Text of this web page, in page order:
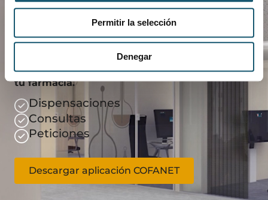
Permitir la selección
Denegar
Descarga COFANET
Gestiona de manera más eficaz el día a día de
tu farmacia.
Dispensaciones
Consultas
Peticiones
Descargar aplicación COFANET